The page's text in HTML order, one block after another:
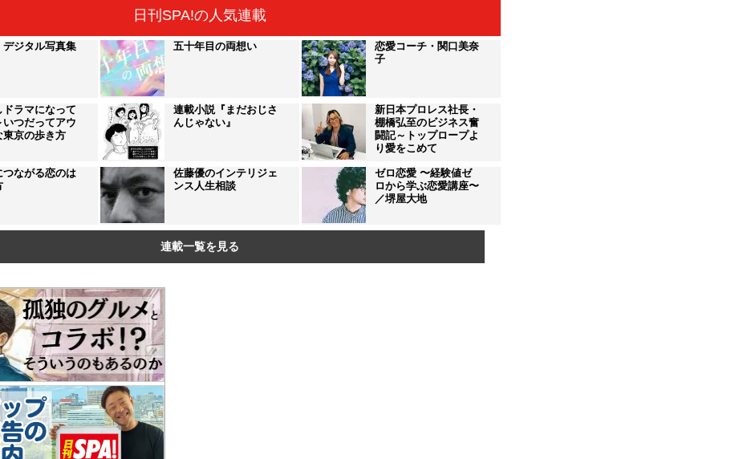
日刊SPA!の人気連載
デジタル写真集 五十年目の両想い
恋愛コーチ・関口美奈
子
ドラマになって
いつだってアウ
東京の歩き方
連載小説『まだおじさ
んじゃない』
新日本プロレス社長・
棚橋弘至のビジネス奮
闘記～トップロープよ
り愛をこめて
つながる恋のは
佐藤優のインテリジェ
ンス人生相談
ゼロ恋愛 〜経験値ゼ
ロから学ぶ恋愛講座〜
／堺屋大地
連載一覧を見る